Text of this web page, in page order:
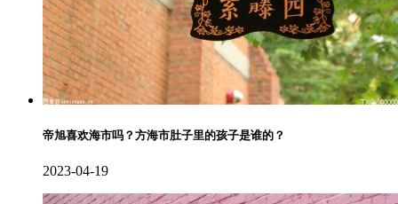
帝旭喜欢海市吗？方海市肚子里的孩子是谁的？
2023-04-19